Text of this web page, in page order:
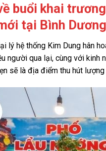
buổi khai
tại Bình Dương
lý hệ thống Kim Dung hân
người qua lại, cùng với
sẽ là địa điểm thu hút lượng